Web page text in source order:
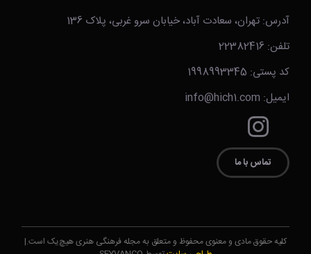
آدرس: تهران، سعادت آباد، خیابان سرو غربی، پلاک 136
تلفن: 22382416
کد پستی: 1998993345
ایمیل: info@hich1.com
تماس با ما
کلیه حقوق مادی و معنوی محفوظ و متعلق به مجله فرهنگی هنری هیچ‌یک است.|